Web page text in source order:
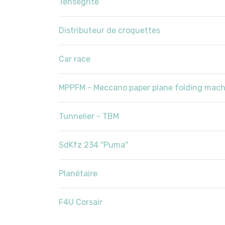
Distributeur de croquettes
Car race
MPPFM - Meccano paper plane folding
Tunnelier - TBM
SdKfz 234 ''Puma''
Planétaire
F4U Corsair